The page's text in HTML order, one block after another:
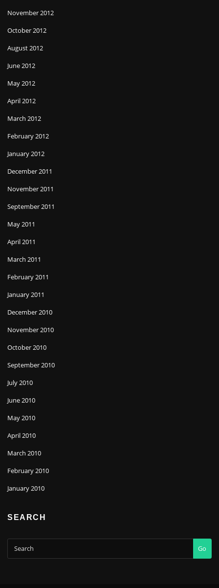
November 2012
October 2012
August 2012
June 2012
May 2012
April 2012
March 2012
February 2012
January 2012
December 2011
November 2011
September 2011
May 2011
April 2011
March 2011
February 2011
January 2011
December 2010
November 2010
October 2010
September 2010
July 2010
June 2010
May 2010
April 2010
March 2010
February 2010
January 2010
SEARCH
Go